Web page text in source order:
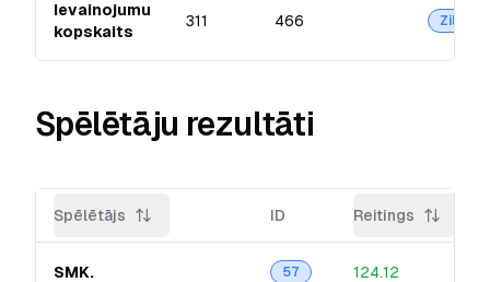
Ievainojumu
kopskaits
311 466 Zilā
Spēlētāju rezultāti
Spēlētājs ID Reitings
SMK. 57 124.12